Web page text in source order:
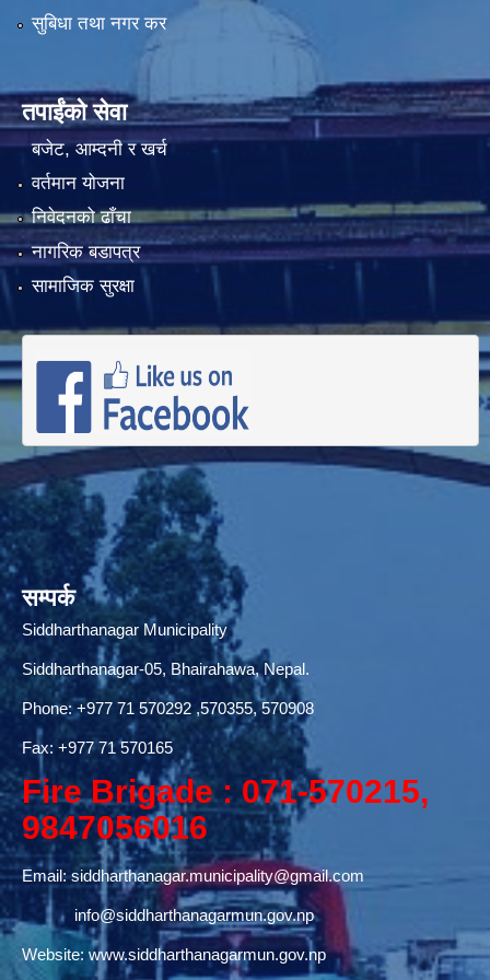
सुबिधा तथा नगर कर
तपाईंको सेवा
बजेट, आम्दनी र खर्च
वर्तमान योजना
निवेदनको ढाँचा
नागरिक बडापत्र
सामाजिक सुरक्षा
सम्पर्क
Siddharthanagar Municipality
Siddharthanagar-05, Bhairahawa, Nepal.
Phone:+977 71 570292,570355, 570908
Fax: +977 71 570165
Fire Brigade : 071-570215,
9847056016
Email:siddharthanagar.municipality@gmail.com
info@siddharthanagarmun.gov.np
Website: www.siddharthanagarmun.gov.np